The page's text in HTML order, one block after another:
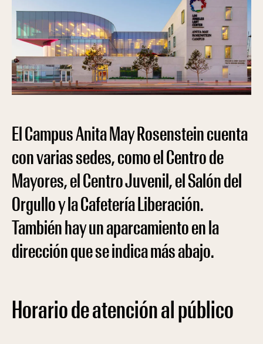
El Campus Anita May Rosenstein cuenta
con varias sedes, como el Centro de
Mayores, el Centro Juvenil, el Salón del
Orgullo y la Cafetería Liberación.
También hay un aparcamiento en la
dirección que se indica más abajo.
Horario de atención al público